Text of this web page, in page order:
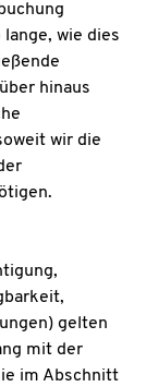
wie dies
hinaus
wir die
gelten
mit der
im Abschnitt